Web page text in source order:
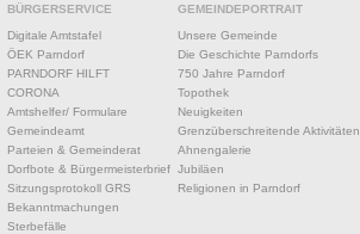
BÜRGERSERVICE
Digitale Amtstafel
ÖEK Parndorf
PARNDORF HILFT
CORONA
Amtshelfer/ Formulare
Gemeindeamt
Parteien & Gemeinderat
Dorfbote & Bürgermeisterbrief
Sitzungsprotokoll GRS
Bekanntmachungen
Sterbefälle
GEMEINDEPORTRAIT
Unsere Gemeinde
Die Geschichte Parndorfs
750 Jahre Parndorf
Topothek
Neuigkeiten
Grenzüberschreitende Aktivitäten
Ahnengalerie
Jubiläen
Religionen in Parndorf